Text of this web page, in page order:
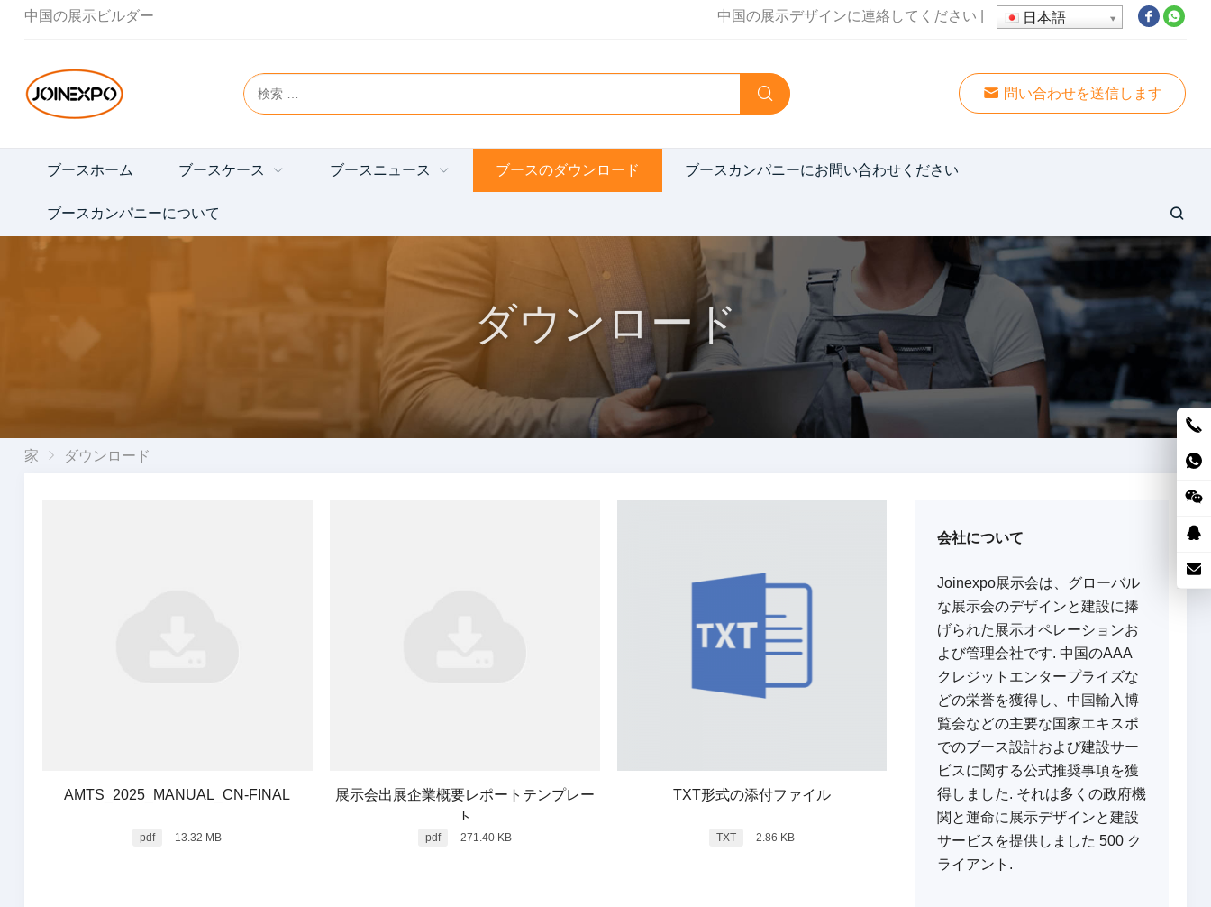
中国の展示ビルダー 中国の展示デザインに連絡してください 日本語
問い合わせを送信します
ブースホーム ブースケース ブースニュース ブースのダウンロード ブースカンパニーにお問い合わせください
ブースカンパニーについて
ダウンロード
家 ダウンロード
AMTS_2025_MANUAL_CN-FINAL
pdf 13.32 MB
展示会出展企業概要レポートテンプレー
ト
pdf 271.40 KB
TXT形式の添付ファイル
TXT 2.86 KB
会社について
Joinexpo展示会は、グローバル
な展示会のデザインと建設に捧
げられた展示オペレーションお
よび管理会社です. 中国のAAA
クレジットエンタープライズな
どの栄誉を獲得し、中国輸入博
覧会などの主要な国家エキスポ
でのブース設計および建設サー
ビスに関する公式推奨事項を獲
得しました. それは多くの政府機
関と運命に展示デザインと建設
サービスを提供しました 500 ク
ライアント.